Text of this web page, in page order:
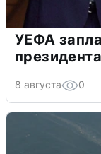
УЕФА
8 августа 0